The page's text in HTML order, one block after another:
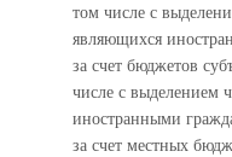
том числе с
являющихся
за счет бюджетов
числе с выделением
иностранными
за счет местных